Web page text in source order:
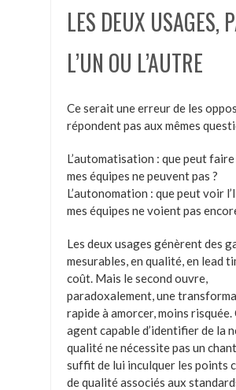
LES DEUX USAGES,
L’UN OU L’AUTRE
Ce serait une erreur de les
répondent pas aux mêmes
L’automatisation : que peut faire
mes équipes ne peuvent pas ?
L’autonomation : que peut voir
mes équipes ne voient pas
Les deux usages génèrent des
mesurables, en qualité, en lead
coût. Mais le second ouvre,
paradoxalement, une
rapide à amorcer, moins risquée.
agent capable d’identifier de la
qualité ne nécessite pas un
suffit de lui inculquer les points
de qualité associés aux